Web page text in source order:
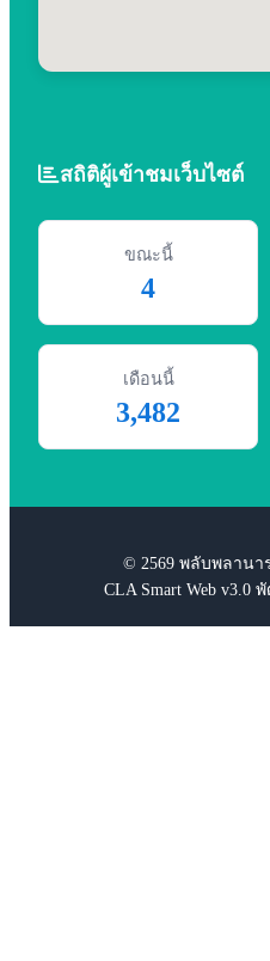
สถิติผู้เข้าชมเว็บไซต์
ขณะนี้
4
เดือนนี้
3,482
© 2569 พลับพลาน
CLA Smart Web v3.0